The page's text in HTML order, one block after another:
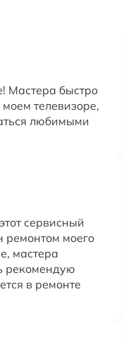
Мастера быстро
телевизоре,
любимыми
сервисный
ремонтом моего
мастера
рекомендую
в ремонте